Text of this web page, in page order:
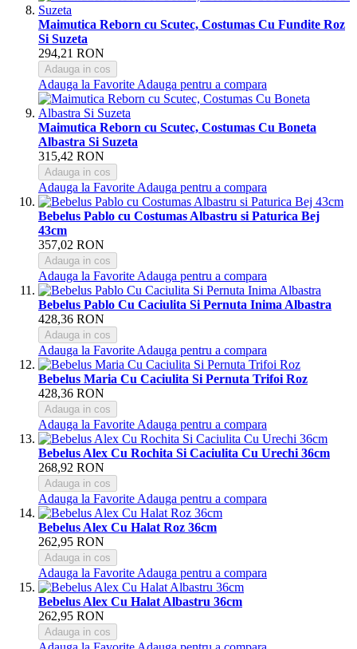
Maimutica Reborn cu Scutec, Costumas Cu Fundite Roz
Si Suzeta
294,21 RON
Adauga in cos
Adauga la Favorite Adauga pentru a compara
Maimutica Reborn cu Scutec, Costumas Cu Boneta
Albastra Si Suzeta
315,42 RON
Adauga in cos
Adauga la Favorite Adauga pentru a compara
Bebelus Pablo cu Costumas Albastru si Paturica Bej
43cm
357,02 RON
Adauga in cos
Adauga la Favorite Adauga pentru a compara
Bebelus Pablo Cu Caciulita Si Pernuta Inima Albastra
428,36 RON
Adauga in cos
Adauga la Favorite Adauga pentru a compara
Bebelus Maria Cu Caciulita Si Pernuta Trifoi Roz
428,36 RON
Adauga in cos
Adauga la Favorite Adauga pentru a compara
Bebelus Alex Cu Rochita Si Caciulita Cu Urechi 36cm
268,92 RON
Adauga in cos
Adauga la Favorite Adauga pentru a compara
Bebelus Alex Cu Halat Roz 36cm
262,95 RON
Adauga in cos
Adauga la Favorite Adauga pentru a compara
Bebelus Alex Cu Halat Albastru 36cm
262,95 RON
Adauga in cos